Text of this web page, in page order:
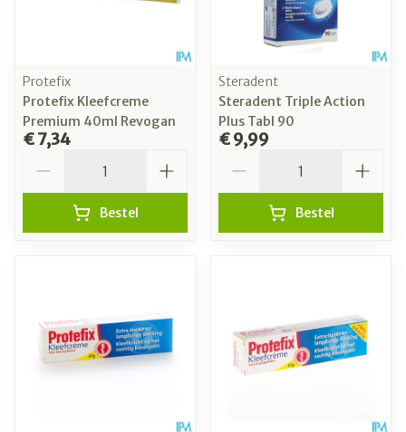
Protefix
Protefix Kleefcreme
Premium 40ml Revogan
€ 7,34
Bestel
Steradent
Steradent Triple Action
Plus Tabl 90
€ 9,99
Bestel